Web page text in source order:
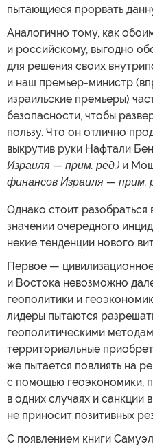
пытающиеся прорвать
Аналогично тому, как
и российскому, выгодно
для решения своих
и наш премьер-министр
израильские премьеры)
безопасности, чтобы
пользу. Что он отлично
выкрутив руки Нафтали
Израиля — прим. ред.) и
финансов Израиля — прим.
Однако стоит разобраться
значении очередного
некие тенденции нового
Первое —
и Востока невозможно
геополитики и
лидеры пытаются
геополитическими
территориальные
же пытается повлиять на
с помощью геоэкономики,
в одних случаях и санкции
не приносит позитивных
С появлением книги